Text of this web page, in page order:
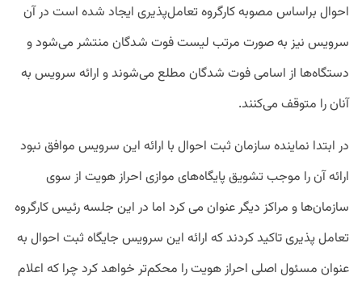
احوال براساس مصوبه کارگروه تعامل‌پذیری ایجاد شده است در آن
سرویس نیز به صورت مرتب لیست فوت شدگان منتشر می‌شود و
دستگاه‌ها از اسامی فوت شدگان مطلع می‌شوند و ارائه سرویس به
آنان را متوقف می‌کنند.
در ابتدا نماینده سازمان ثبت احوال با ارائه این سرویس موافق نبود
ارائه آن را موجب تشویق پایگاه‌های موازی احراز هویت از سوی
سازمان‌ها و مراکز دیگر عنوان می کرد اما در این جلسه رئیس کارگروه
تعامل پذیری تاکید کردند که ارائه این سرویس جایگاه ثبت احوال به
عنوان مسئول اصلی احراز هویت را محکم‌تر خواهد کرد چرا که اعلام